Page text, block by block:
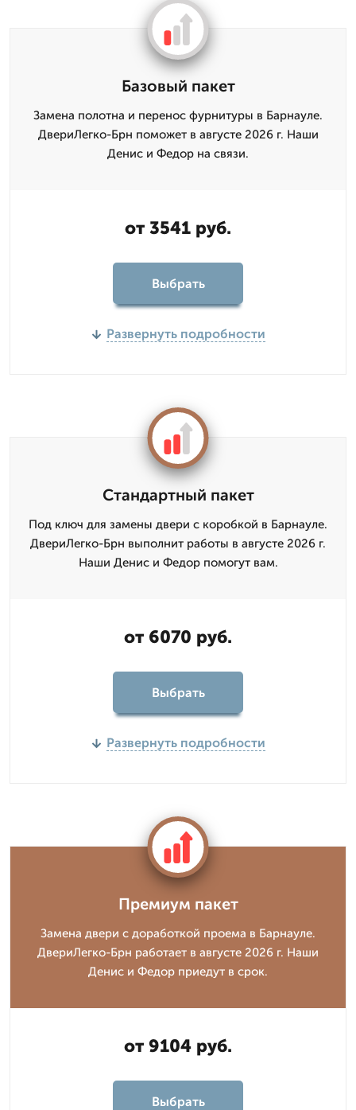
Базовый пакет
Замена полотна и перенос фурнитуры в Барнауле.
ДвериЛегко-Брн поможет в августе 2026 г. Наши
Денис и Федор на связи.
от 3541 руб.
Выбрать
Развернуть подробности
Стандартный пакет
Под ключ для замены двери с коробкой в Барнауле.
ДвериЛегко-Брн выполнит работы в августе 2026 г.
Наши Денис и Федор помогут вам.
от 6070 руб.
Выбрать
Развернуть подробности
Премиум пакет
Замена двери с доработкой проема в Барнауле.
ДвериЛегко-Брн работает в августе 2026 г. Наши
Денис и Федор приедут в срок.
от 9104 руб.
Выбрать